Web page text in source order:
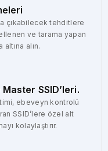
çıkabilecek tehditlere
ve tarama yapan
alın.
SSID’leri.
ebeveyn kontrolü
SSID’lere özel alt
kolaylaştırır.